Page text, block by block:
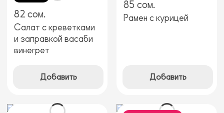
82 сом.
Салат с креветками
и заправкой васаби
винегрет
Добавить
85 сом.
Рамен с курицей
Добавить